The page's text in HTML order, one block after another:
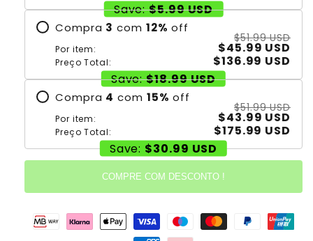
Save: $5.99 USD
Compra 3 com 12% off
Por item:
$51.99 USD
$45.99 USD
Preço Total:
$136.99 USD
Save: $18.99 USD
Compra 4 com 15% off
Por item:
$51.99 USD
$43.99 USD
Preço Total:
$175.99 USD
Save: $30.99 USD
COMPRE COM DESCONTO !